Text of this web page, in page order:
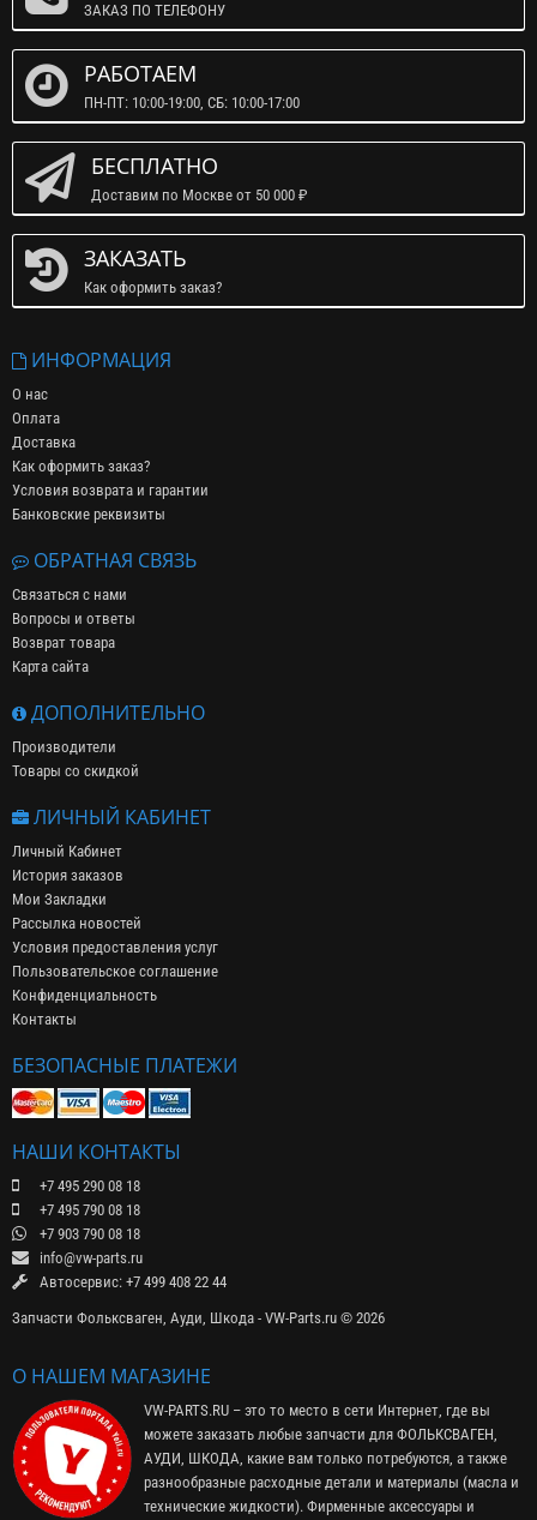
ЗАКАЗ ПО ТЕЛЕФОНУ
РАБОТАЕМ
ПН-ПТ: 10:00-19:00, СБ: 10:00-17:00
БЕСПЛАТНО
Доставим по Москве от 50 000 ₽
ЗАКАЗАТЬ
Как оформить заказ?
ИНФОРМАЦИЯ
О нас
Оплата
Доставка
Как оформить заказ?
Условия возврата и гарантии
Банковские реквизиты
ОБРАТНАЯ СВЯЗЬ
Связаться с нами
Вопросы и ответы
Возврат товара
Карта сайта
ДОПОЛНИТЕЛЬНО
Производители
Товары со скидкой
ЛИЧНЫЙ КАБИНЕТ
Личный Кабинет
История заказов
Мои Закладки
Рассылка новостей
Условия предоставления услуг
Пользовательское соглашение
Конфиденциальность
Контакты
БЕЗОПАСНЫЕ ПЛАТЕЖИ
НАШИ КОНТАКТЫ
+7 495 290 08 18
+7 495 790 08 18
+7 903 790 08 18
info@vw-parts.ru
Автосервис: +7 499 408 22 44
Запчасти Фольксваген, Ауди, Шкода - VW-Parts.ru © 2026
О НАШЕМ МАГАЗИНЕ
VW-PARTS.RU – это то место в сети Интернет, где вы
можете заказать любые запчасти для ФОЛЬКСВАГЕН,
АУДИ, ШКОДА, какие вам только потребуются, а также
разнообразные расходные детали и материалы (масла и
технические жидкости). Фирменные аксессуары и